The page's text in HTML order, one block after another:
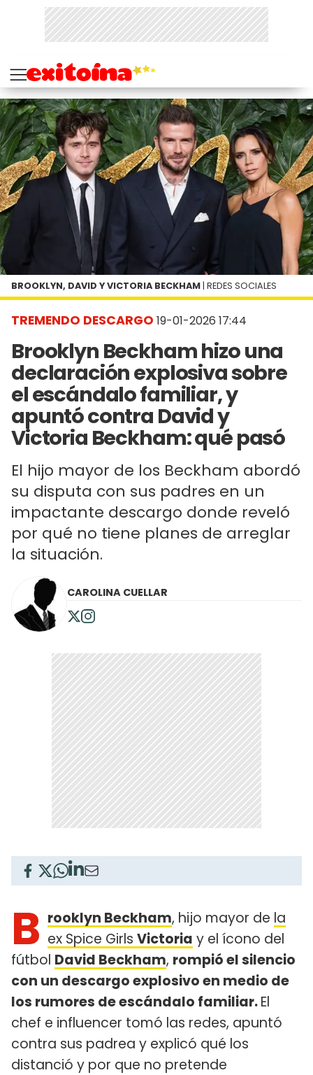
TREMENDO DESCARGO 19-01-2026 17:44
Brooklyn Beckham hizo una
declaración explosiva sobre
el escándalo familiar, y
apuntó contra David y
Victoria Beckham: qué pasó
El hijo mayor de los Beckham abordó
su disputa con sus padres en un
impactante descargo donde reveló
por qué no tiene planes de arreglar
la situación.
BROOKLYN, DAVID Y VICTORIA BECKHAM | REDES SOCIALES
CAROLINA CUELLAR
B rooklyn Beckham, hijo mayor de la
ex Spice Girls Victoria y el ícono del
fútbol David Beckham, rompió el silencio
con un descargo explosivo en medio de
los rumores de escándalo familiar.El
chef e influencer tomó las redes, apuntó
contra sus padrea y explicó qué los
distanció y por que no pretende